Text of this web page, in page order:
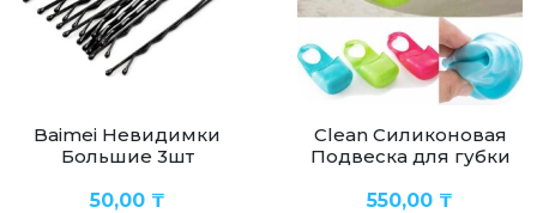
Baimei Невидимки
Большие 3шт
50,00 ₸
Clean Силиконовая
Подвеска для губки
550,00 ₸